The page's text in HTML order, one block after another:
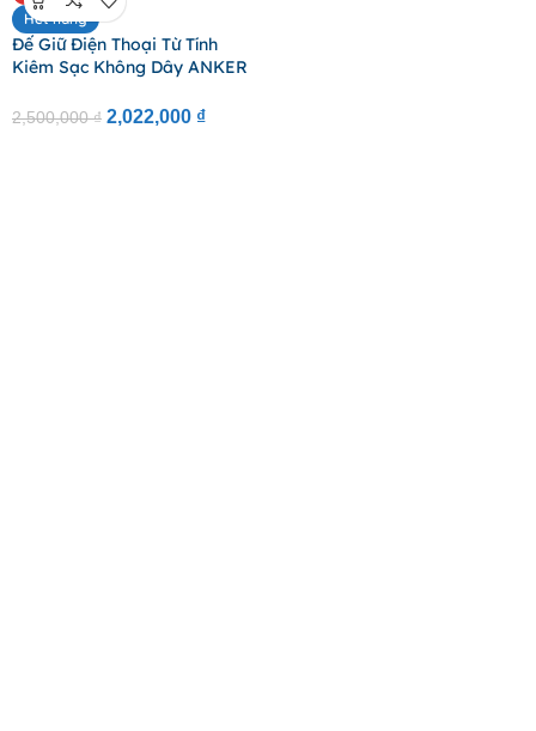
Hết hàng
Đế Giữ Điện Thoại Từ Tính
Kiêm Sạc Không Dây ANKER
Charging Qi2 15W, Adjustable
2,500,000₫ 2,022,000 ₫